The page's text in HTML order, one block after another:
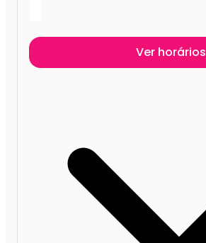
Ver horários